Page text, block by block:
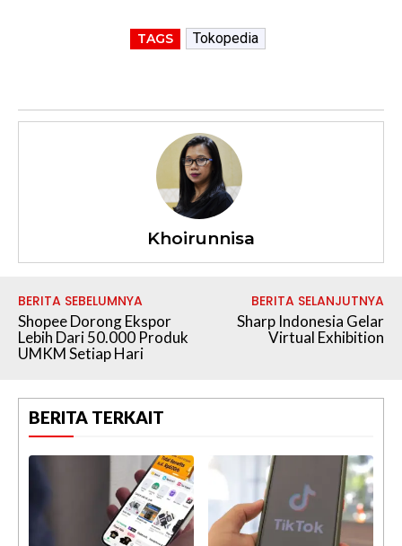
TAGS Tokopedia
Khoirunnisa
BERITA SEBELUMNYA
Shopee Dorong Ekspor
Lebih Dari 50.000 Produk
UMKM Setiap Hari
BERITA SELANJUTNYA
Sharp Indonesia Gelar
Virtual Exhibition
BERITA TERKAIT